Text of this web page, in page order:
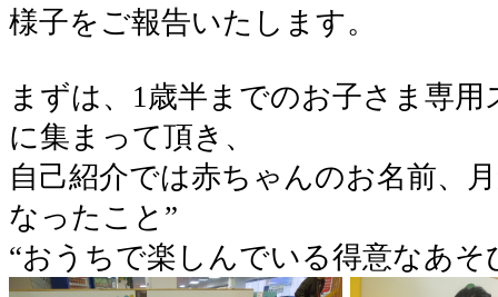
様子をご報告いたします。
まずは、1歳半までのお子さま専用
に集まって頂き、
自己紹介では赤ちゃんのお名前、
なったこと”
“おうちで楽しんでいる得意なあ